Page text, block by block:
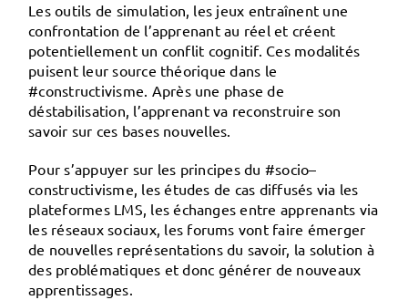
Les outils de simulation, les jeux entraînent une
confrontation de l’apprenant au réel et créent
potentiellement un conflit cognitif. Ces modalités
puisent leur source théorique dans le
#constructivisme. Après une phase de
déstabilisation, l’apprenant va reconstruire son
savoir sur ces bases nouvelles.
Pour s’appuyer sur les principes du #socio–
constructivisme, lesétudes de cas diffusés via les
plateformes LMS, leséchanges entre apprenants via
les réseaux sociaux, les forums vont faire émerger
de nouvelles représentations du savoir, la solution à
des problématiques et donc générer de nouveaux
apprentissages.